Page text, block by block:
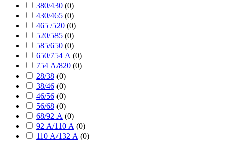
380/430 (0)
430/465 (0)
465 /520 (0)
520/585 (0)
585/650 (0)
650/754 А (0)
754 А/820 (0)
28/38 (0)
38/46 (0)
46/56 (0)
56/68 (0)
68/92 А (0)
92 А/110 А (0)
110 А/132 А (0)